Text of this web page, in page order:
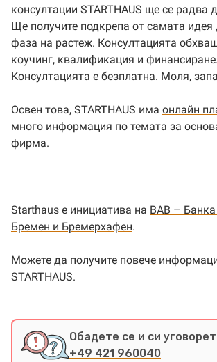
консултации STARTHAUS ще се радва
Ще получите подкрепа от самата идея
фаза на растеж. Консултацията
коучинг, квалификация и финансиране.
Консултацията е безплатна. Моля,
Освен това, STARTHAUS има онлайн
много информация по темата за
фирма.
Starthaus е инициатива на BAB –
Бремен и Бремерхафен.
Можете да получите повече
STARTHAUS.
Обадете се и си
+49 421 960040